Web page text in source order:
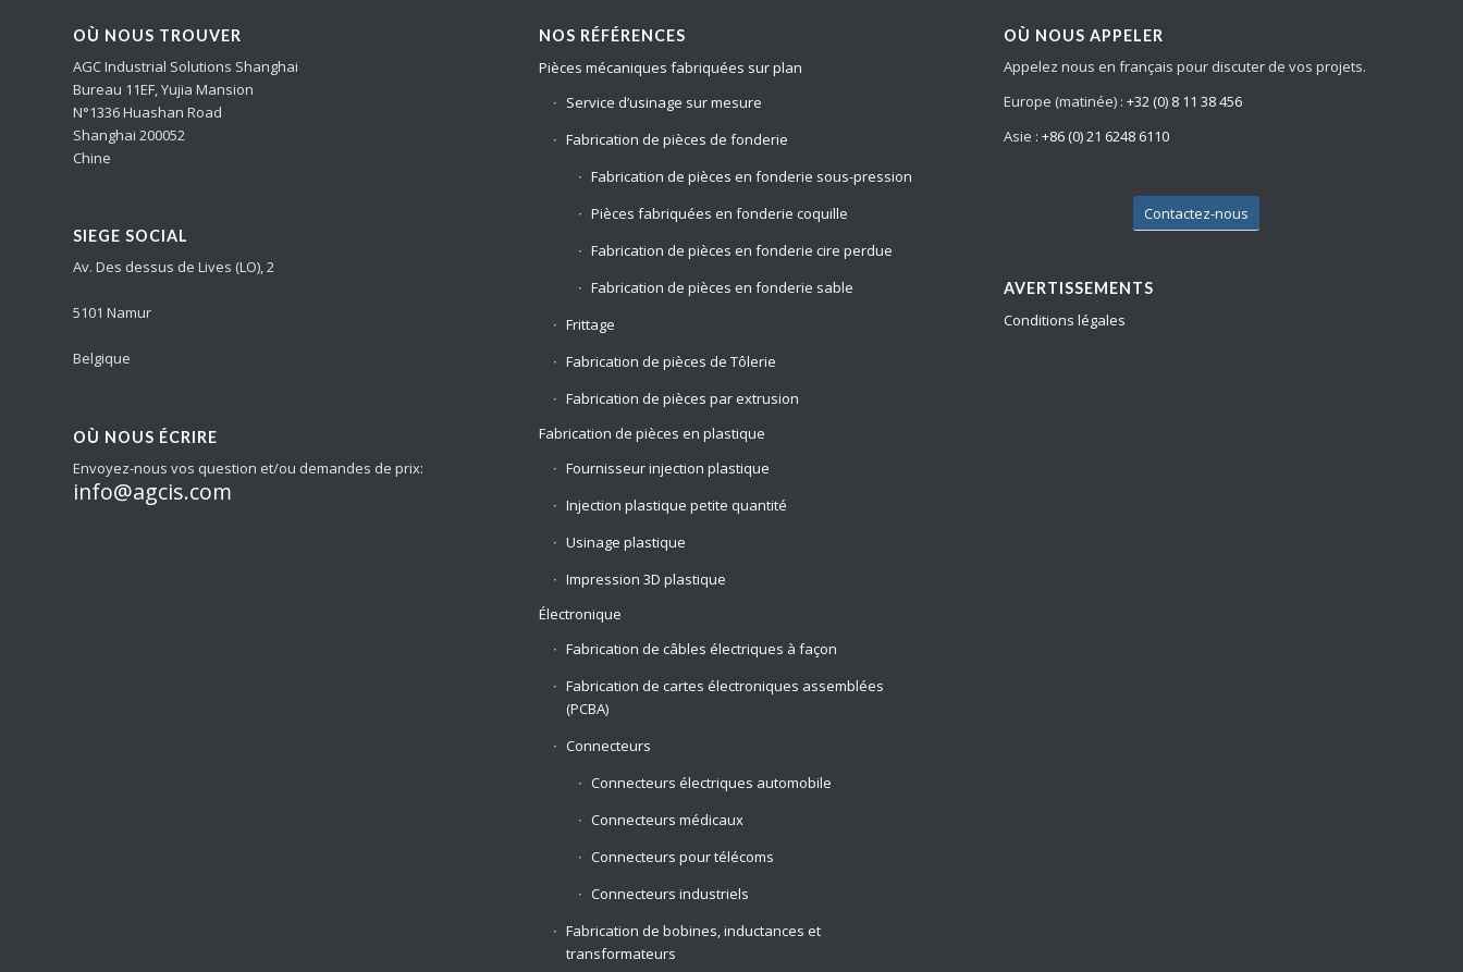
OÙ NOUS TROUVER
AGC Industrial Solutions Shanghai
Bureau 11EF, Yujia Mansion
N°1336 Huashan Road
Shanghai 200052
Chine
SIEGE SOCIAL
Av. Des dessus de Lives (LO), 2
5101 Namur
Belgique
OÙ NOUS ÉCRIRE
Envoyez-nous vos question et/ou demandes de prix:
info@agcis.com
NOS RÉFÉRENCES
Pièces mécaniques fabriquées sur plan
Service d’usinage sur mesure
Fabrication de pièces de fonderie
Fabrication de pièces en fonderie sous-pression
Pièces fabriquées en fonderie coquille
Fabrication de pièces en fonderie cire perdue
Fabrication de pièces en fonderie sable
Frittage
Fabrication de pièces de Tôlerie
Fabrication de pièces par extrusion
Fabrication de pièces en plastique
Fournisseur injection plastique
Injection plastique petite quantité
Usinage plastique
Impression 3D plastique
Électronique
Fabrication de câbles électriques à façon
Fabrication de cartes électroniques assemblées
(PCBA)
Connecteurs
Connecteurs électriques automobile
Connecteurs médicaux
Connecteurs pour télécoms
Connecteurs industriels
Fabrication de bobines, inductances et
transformateurs
OÙ NOUS APPELER
Appelez nous en français pour discuter de vos projets.
Europe (matinée) :+32 (0) 8 11 38 456
Asie :+86 (0) 21 6248 6110
Contactez-nous
AVERTISSEMENTS
Conditions légales